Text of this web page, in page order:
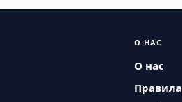
О НАС
О нас
Правила